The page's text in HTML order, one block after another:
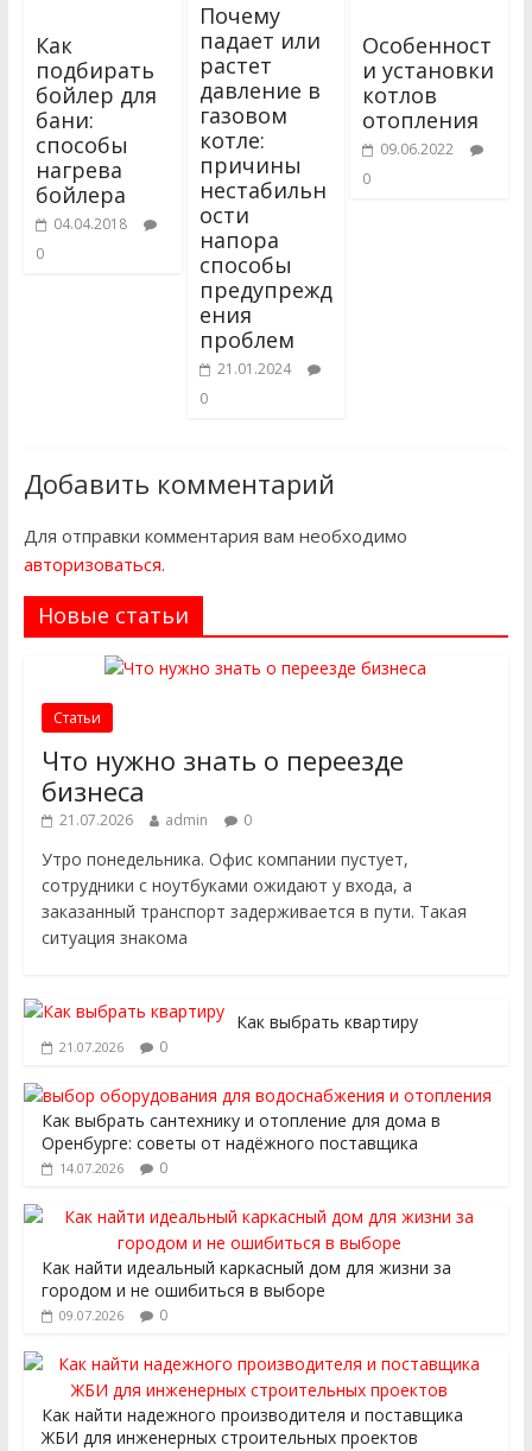
Как
подбирать
бойлер для
бани:
способы
нагрева
бойлера
04.04.2018
0
Почему
падает или
растет
давление в
газовом
котле:
причины
нестабильн
ости
напора
способы
предупрежд
ения
проблем
21.01.2024
0
Особенност
и установки
котлов
отопления
09.06.2022
0
Добавить комментарий
Для отправки комментария вам необходимо
авторизоваться.
Новые статьи
Статьи
Что нужно знать о переезде
бизнеса
21.07.2026 admin 0
Утро понедельника. Офис компании пустует,
сотрудники с ноутбуками ожидают у входа, а
заказанный транспорт задерживается в пути. Такая
ситуация знакома
Как выбрать квартиру
21.07.2026 0
Как выбрать сантехнику и отопление для дома в
Оренбурге: советы от надёжного поставщика
14.07.2026 0
Как найти идеальный каркасный дом для жизни за
городом и не ошибиться в выборе
09.07.2026 0
Как найти надежного производителя и поставщика
ЖБИ для инженерных строительных проектов